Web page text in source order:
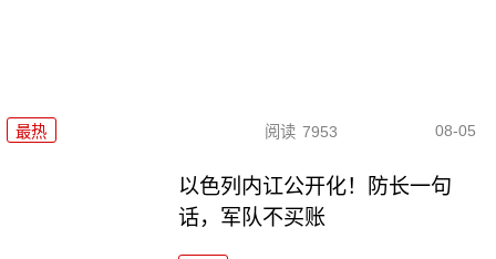
最热 阅读 7953 08-05
以色列内讧公开化！防长一句
话，军队不买账